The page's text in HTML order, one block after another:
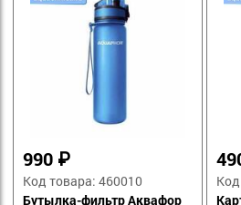
990 ₽
Код товара: 460010
Бутылка-фильтр Аквафор